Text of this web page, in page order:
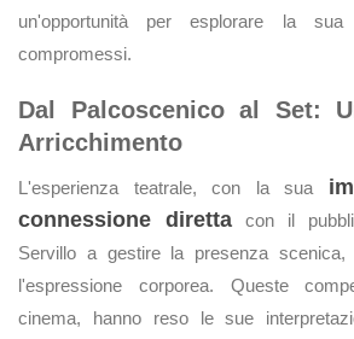
un'opportunità per esplorare la sua
compromessi.
Dal Palcoscenico al Set:
Arricchimento
L'esperienza teatrale, con la sua
connessione diretta con il
Servillo a gestire la presenza
l'espressione corporea. Queste
cinema, hanno reso le sue